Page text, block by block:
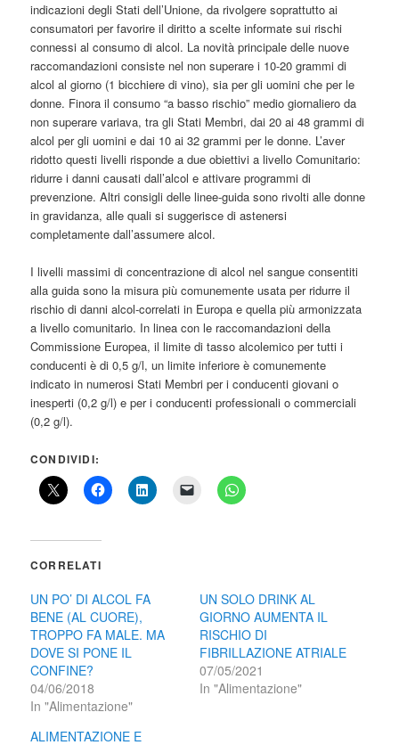
indicazioni degli Stati dell’Unione, da rivolgere soprattutto ai
consumatori per favorire il diritto a scelte informate sui rischi
connessi al consumo di alcol. La novità principale delle nuove
raccomandazioni consiste nel non superare i 10-20 grammi di
alcol al giorno (1 bicchiere di vino), sia per gli uomini che per le
donne. Finora il consumo “a basso rischio” medio giornaliero da
non superare variava, tra gli Stati Membri, dai 20 ai 48 grammi di
alcol per gli uomini e dai 10 ai 32 grammi per le donne. L’aver
ridotto questi livelli risponde a due obiettivi a livello Comunitario:
ridurre i danni causati dall’alcol e attivare programmi di
prevenzione. Altri consigli delle linee-guida sono rivolti alle donne
in gravidanza, alle quali si suggerisce di astenersi
completamente dall’assumere alcol.
I livelli massimi di concentrazione di alcol nel sangue consentiti
alla guida sono la misura più comunemente usata per ridurre il
rischio di danni alcol-correlati in Europa e quella più armonizzata
a livello comunitario. In linea con le raccomandazioni della
Commissione Europea, il limite di tasso alcolemico per tutti i
conducenti è di 0,5 g/l, un limite inferiore è comunemente
indicato in numerosi Stati Membri per i conducenti giovani o
inesperti (0,2 g/l) e per i conducenti professionali o commerciali
(0,2 g/l).
CONDIVIDI:
CORRELATI
UN PO’ DI ALCOL FA
BENE (AL CUORE),
TROPPO FA MALE. MA
DOVE SI PONE IL
CONFINE?
04/06/2018
In "Alimentazione"
UN SOLO DRINK AL
GIORNO AUMENTA IL
RISCHIO DI
FIBRILLAZIONE ATRIALE
07/05/2021
In "Alimentazione"
ALIMENTAZIONE E